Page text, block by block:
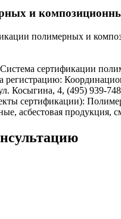
и
полимерных и
сертификации
регистрацию:
Косыгина, 4, (495) 939-
сертификации):
асбестовая продукция,